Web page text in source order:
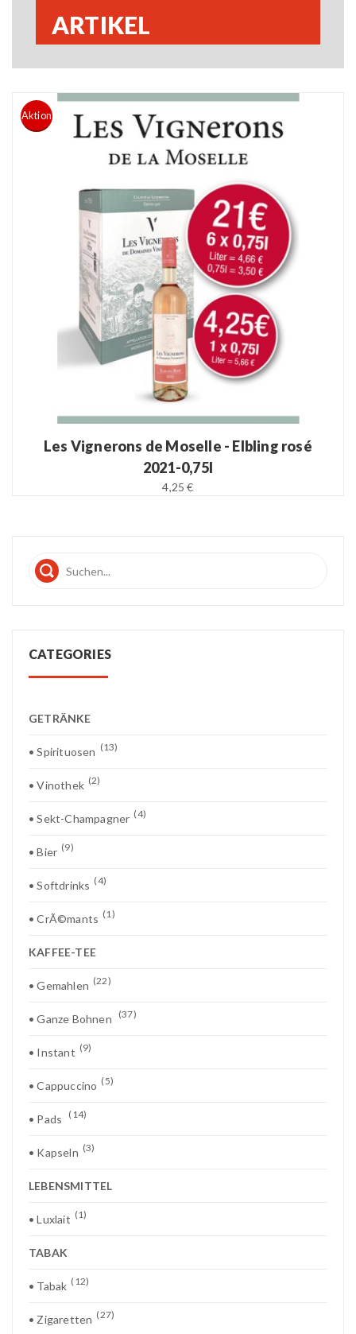
ARTIKEL
READ MORE
Les Vignerons de Moselle - Elbling rosé
2021-0,75l
Aktion
4,25 €
CATEGORIES
GETRÄNKE
• Spirituosen (13)
• Vinothek (2)
• Sekt-Champagner (4)
• Bier (9)
• Softdrinks (4)
• CrÃ©mants (1)
KAFFEE-TEE
• Gemahlen (22)
• Ganze Bohnen (37)
• Instant (9)
• Cappuccino (5)
• Pads (14)
• Kapseln (3)
LEBENSMITTEL
• Luxlait (1)
TABAK
• Tabak (12)
• Zigaretten (27)